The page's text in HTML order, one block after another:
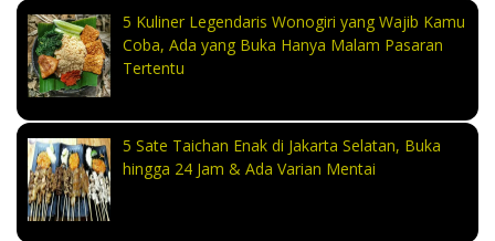
5 Kuliner Legendaris Wonogiri yang Wajib Kamu
Coba, Ada yang Buka Hanya Malam Pasaran
Tertentu
5 Sate Taichan Enak di Jakarta Selatan, Buka
hingga 24 Jam & Ada Varian Mentai